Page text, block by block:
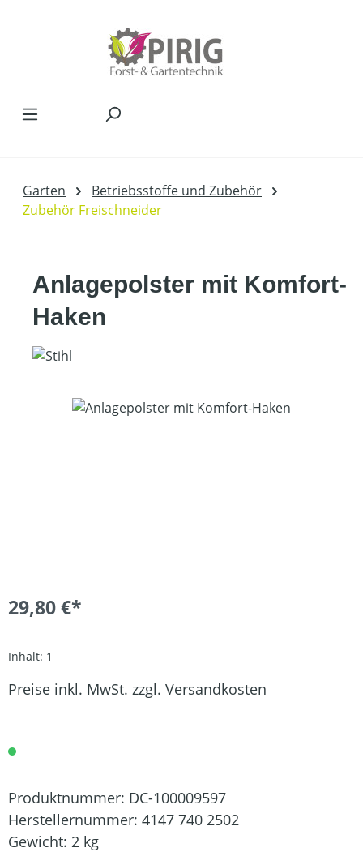
Garten
Betriebsstoffe und Zubehör
Zubehör Freischneider
Anlagepolster mit Komfort-
Haken
Bildergalerie überspringen
29,80 €*
Inhalt: 1
Preise inkl. MwSt. zzgl. Versandkosten
Produktnummer: DC-100009597
Herstellernummer: 4147 740 2502
Gewicht: 2 kg